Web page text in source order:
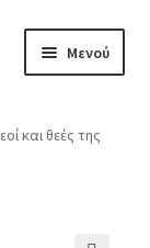
Μενού
και θεές της